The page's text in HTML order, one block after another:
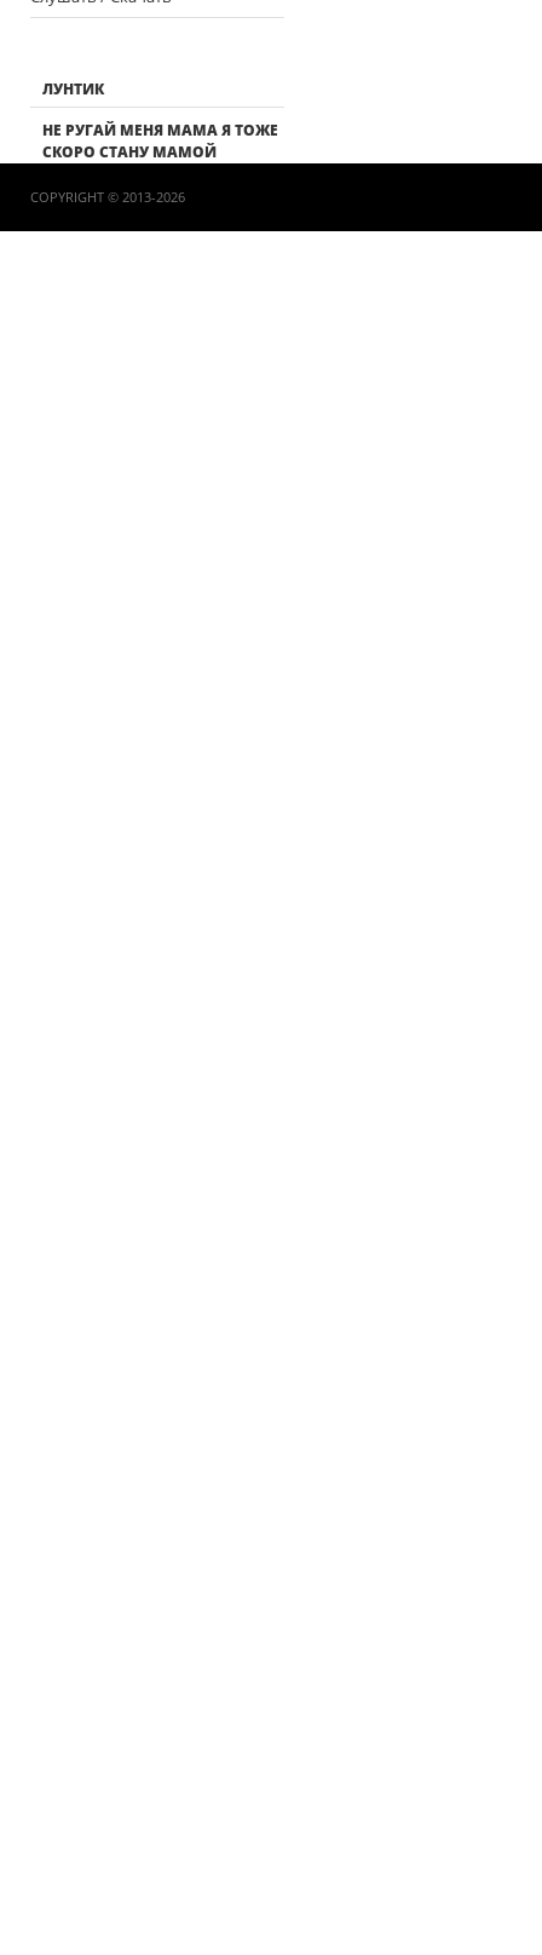
ЛУНТИК
НЕ РУГАЙ МЕНЯ МАМА Я ТОЖЕ
СКОРО СТАНУ МАМОЙ
COPYRIGHT © 2013-2026